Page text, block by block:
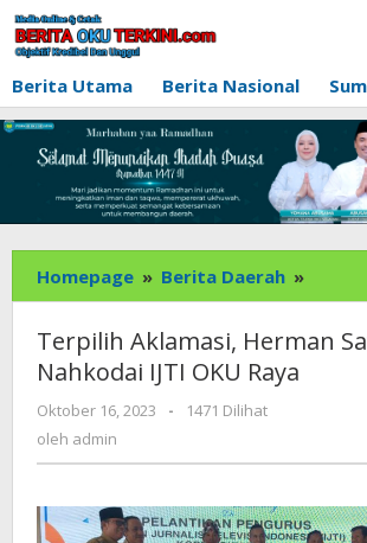
Lewati
ke
konten
Berita Utama
Berita Nasional
Homepage » Berita Daerah »
Raya
Terpilih Aklamasi, Herman
Nahkodai IJTI OKU Raya
Oktober 16, 2023
oleh
-
1471 Dilihat
oleh admin